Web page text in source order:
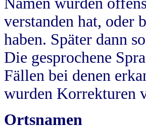
verstanden hat, oder
haben. Später dann
Die gesprochene
Fällen bei denen
wurden Korrekturen
Ortsnamen